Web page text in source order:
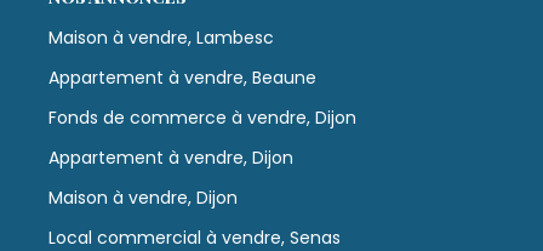
Maison à vendre, Lambesc
Appartement à vendre, Beaune
Fonds de commerce à vendre, Dijon
Appartement à vendre, Dijon
Maison à vendre, Dijon
Local commercial à vendre, Senas